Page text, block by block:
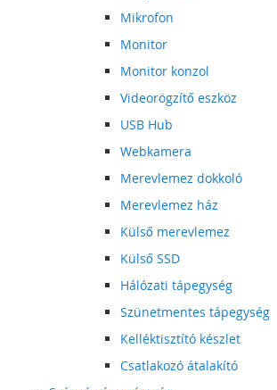
Mikrofon
Monitor
Monitor konzol
Videorögzítő eszköz
USB Hub
Webkamera
Merevlemez dokkoló
Merevlemez ház
Külső merevlemez
Külső SSD
Hálózati tápegység
Szünetmentes tápegység
Kelléktisztító készlet
Csatlakozó átalakító